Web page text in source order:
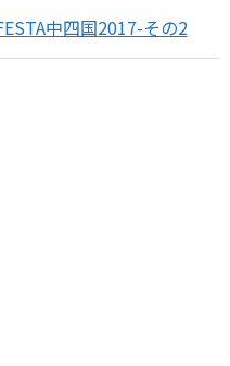
中四国2017-その2